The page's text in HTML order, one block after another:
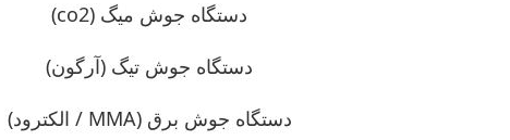
دستگاه جوش میگ (co2)
دستگاه جوش تیگ (آرگون)
دستگاه جوش برق (MMA / الکترود)